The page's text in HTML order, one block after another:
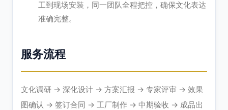
工到现场安装，同一团队全程把控，确保文化表达
准确完整。
服务流程
文化调研 → 深化设计 → 方案汇报 → 专家评审 → 效果
图确认 → 签订合同 → 工厂制作 → 中期验收 → 成品出